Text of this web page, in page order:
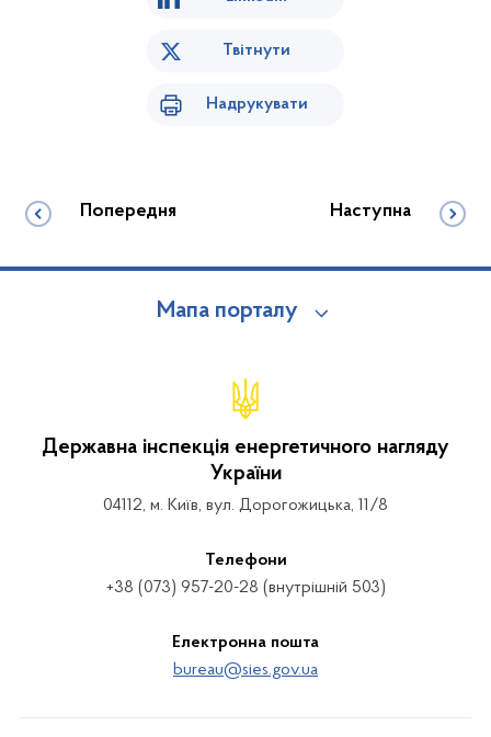
Твітнути
Надрукувати
Попередня Наступна
Мапа порталу
Державна інспекція енергетичного нагляду
України
04112, м. Київ, вул. Дорогожицька, 11/8
Телефони
+38 (073) 957-20-28 (внутрішній 503)
Електронна пошта
bureau@sies.gov.ua